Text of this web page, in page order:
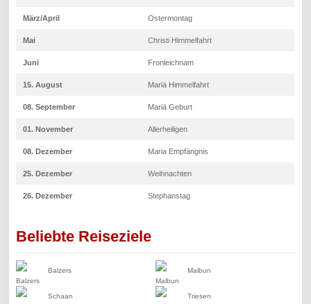
März/April Ostermontag
Mai Christi Himmelfahrt
Juni Fronleichnam
15. August Mariä Himmelfahrt
08. September Mariä Geburt
01. November Allerheiligen
08. Dezember Maria Empfängnis
25. Dezember Weihnachten
26. Dezember Stephanstag
Beliebte Reiseziele
Balzers Malbun
Schaan Triesen